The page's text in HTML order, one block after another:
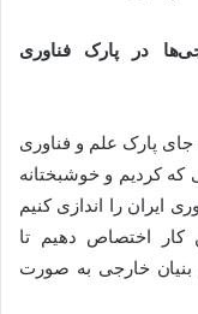
در پارک فناوری
جای پارک علم و فناوری
که کردیم و خوشبختانه
ایران را اندازی کنیم
این کار اختصاص دهیم تا
خارجی به صورت